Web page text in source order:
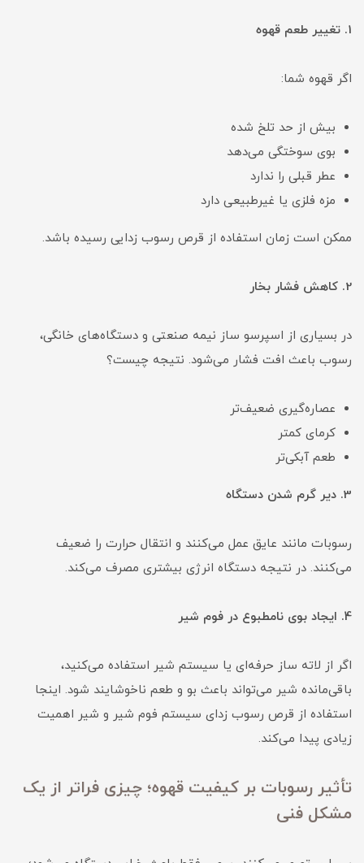
1. تغییر طعم قهوه
اگر قهوه شما:
بیش از حد تلخ شده
بوی سوختگی می‌دهد
عطر قبلی را ندارد
مزه فلزی یا غیرطبیعی دارد
ممکن است زمان استفاده از قرص رسوب زدایی رسیده باشد.
2. کاهش فشار بخار
در بسیاری از اسپرسو ساز نیمه صنعتی و دستگاه‌های خانگی،
رسوب باعث افت فشار می‌شود. نتیجه چیست؟
عصاره‌گیری ضعیف‌تر
کرمای کمتر
طعم آبکی‌تر
3. دیر گرم شدن دستگاه
رسوبات مانند عایق عمل می‌کنند و انتقال حرارت را ضعیف
می‌کنند. در نتیجه دستگاه انرژی بیشتری مصرف می‌کند.
4. ایجاد بوی نامطبوع در فوم شیر
اگر از لاته ساز حرفه‌ای یا سیستم شیر استفاده می‌کنید،
باقی‌مانده شیر می‌تواند باعث بو و طعم ناخوشایند شود. اینجا
استفاده از قرص رسوب زدای سیستم فوم شیر و شیر اهمیت
زیادی پیدا می‌کند.
تأثیر رسوبات بر کیفیت قهوه؛ چیزی فراتر از یک
مشکل فنی